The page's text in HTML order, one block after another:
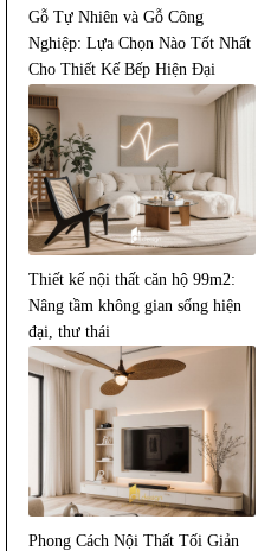
Gỗ Tự Nhiên và Gỗ Công
Nghiệp: Lựa Chọn Nào Tốt Nhất
Cho Thiết Kế Bếp Hiện Đại
2026?
Thiết kế nội thất căn hộ 99m2:
Nâng tầm không gian sống hiện
đại, thư thái
Phong Cách Nội Thất Tối Giản